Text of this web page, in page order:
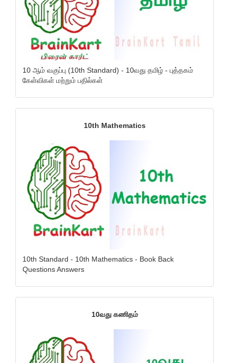
10 ஆம் வகுப்பு (10th Standard) - 10வது தமிழ் - புத்தகம்
கேள்விகள் மற்றும் பதில்கள்
10th Mathematics
10th Standard - 10th Mathematics - Book Back
Questions Answers
10வது கணிதம்